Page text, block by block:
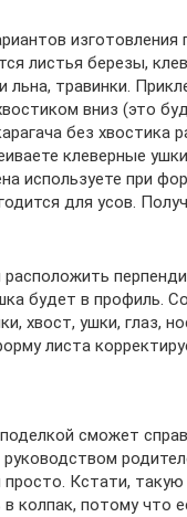
изготовления
листья березы,
льна, травинки.
вниз (это
без хвостика
клеверные
используете при
для усов.
будет в профиль.
хвост, ушки, глаз,
листа
сможет
просто. Кстати,
колпак, потому что